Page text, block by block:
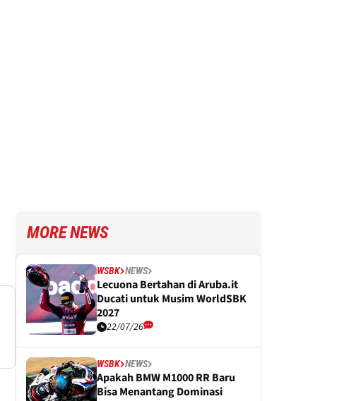
MORE NEWS
WSBK NEWS
Lecuona Bertahan di Aruba.it
Ducati untuk Musim WorldSBK
2027
22/07/26
WSBK NEWS
Apakah BMW M1000 RR Baru
Bisa Menantang Dominasi